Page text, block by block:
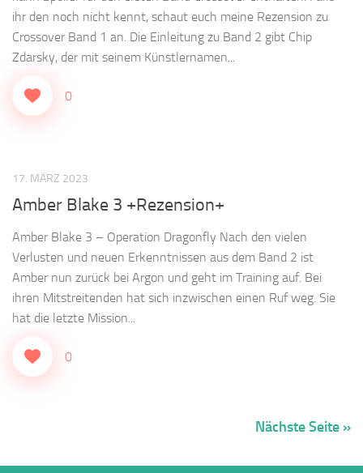
ihr den noch nicht kennt, schaut euch meine Rezension zu
Crossover Band 1 an. Die Einleitung zu Band 2 gibt Chip
Zdarsky, der mit seinem Künstlernamen...
0
17. MÄRZ 2023
Amber Blake 3 +Rezension+
Amber Blake 3 – Operation Dragonfly Nach den vielen
Verlusten und neuen Erkenntnissen aus dem Band 2 ist
Amber nun zurück bei Argon und geht im Training auf. Bei
ihren Mitstreitenden hat sich inzwischen einen Ruf weg. Sie
hat die letzte Mission...
0
Nächste Seite »